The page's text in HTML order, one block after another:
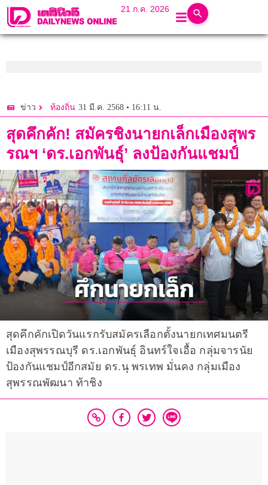
21 ก.ค. 2026
ข่าว ท้องถิ่น 31 มี.ค. 2568 • 16:11 น.
สุดคึกคัก! สมัครชิงนายกเล็กเมืองสุพร
รณฯ ‘ดร.เอกพันธุ์’ ลงป้องกันแชมป์
สุดคึกคักเปิดวันแรกรับสมัครเลือกตั้งนายกเทศมนตรี
เมืองสุพรรณบุรี ดร.เอกพันธุ์ อินทร์ใจเอื้อ กลุ่มจารนัย
ป้องกันแชมป์อีกสมัย ดร.นุ พรเทพ มั่นคง กลุ่มเมือง
สุพรรณพัฒนา ท้าชิง